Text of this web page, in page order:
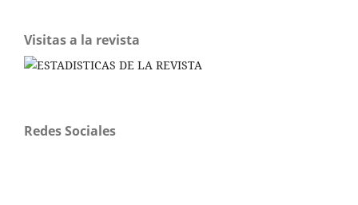
Visitas a la revista
Redes Sociales